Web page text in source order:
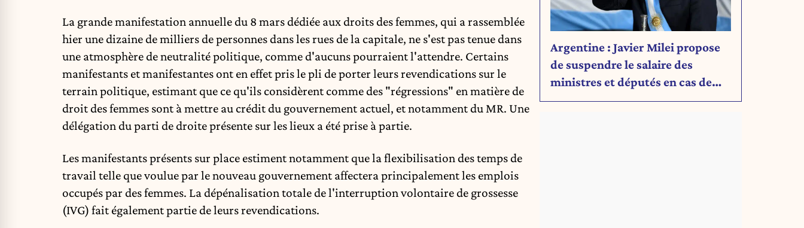
La grande manifestation annuelle du 8 mars dédiée aux droits des femmes, qui a rassemblée
hier une dizaine de milliers de personnes dans les rues de la capitale, ne s'est pas tenue dans
une atmosphère de neutralité politique, comme d'aucuns pourraient l'attendre. Certains
manifestants et manifestantes ont en effet pris le pli de porter leurs revendications sur le
terrain politique, estimant que ce qu'ils considèrent comme des "régressions" en matière de
droit des femmes sont à mettre au crédit du gouvernement actuel, et notamment du MR. Une
délégation du parti de droite présente sur les lieux a été prise à partie.
Les manifestants présents sur place estiment notamment que la flexibilisation des temps de
travail telle que voulue par le nouveau gouvernement affectera principalement les emplois
occupés par des femmes. La dépénalisation totale de l'interruption volontaire de grossesse
(IVG) fait également partie de leurs revendications.
Argentine : Javier Milei propose
de suspendre le salaire des
ministres et députés en cas de
déficit budgétaire